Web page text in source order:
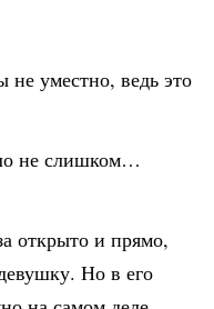
не уместно, ведь это
не слишком…
открыто и прямо,
Но в его